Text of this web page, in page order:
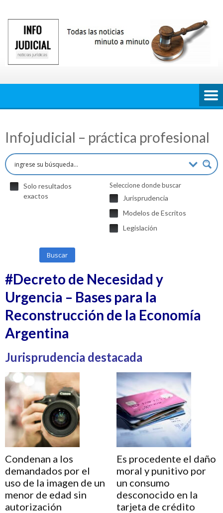
contenido
Infojudicial – práctica profesional
Solo resultados
exactos
Seleccione donde buscar
Jurisprudencia
Modelos de Escritos
Legislación
Buscar
#Decreto de Necesidad y
Urgencia – Bases para la
Reconstrucción de la Economía
Argentina
Jurisprudencia destacada
Condenan a los
demandados por el
uso de la imagen de un
menor de edad sin
autorización
Es procedente el daño
moral y punitivo por
un consumo
desconocido en la
tarjeta de crédito